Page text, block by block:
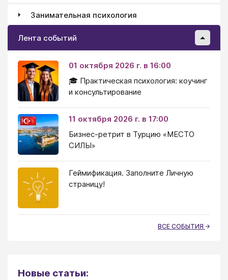
Занимательная психология
Лента событий
01 октября 2026 г. в 16:00
🎓 Практическая психология: коучинг
и консультирование
11 октября 2026 г. в 17:00
Бизнес-ретрит в Турцию «МЕСТО
СИЛЫ»
Геймификация. Заполните Личную
страницу!
ВСЕ СОБЫТИЯ
Новые статьи: